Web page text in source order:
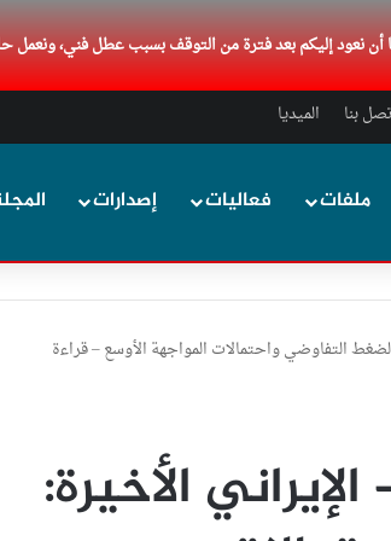
أن نعود إليكم بعد فترة من التوقف بسبب عطل فني،
بنا الميديا
ملفات فعاليات إصدارات
التفاوضي واحتمالات المواجهة الأوسع – قراءة
الأخيرة: